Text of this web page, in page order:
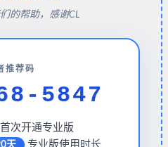
的帮助，感谢CL
推荐码
5847
次开通专业版
天 专业版使用时长